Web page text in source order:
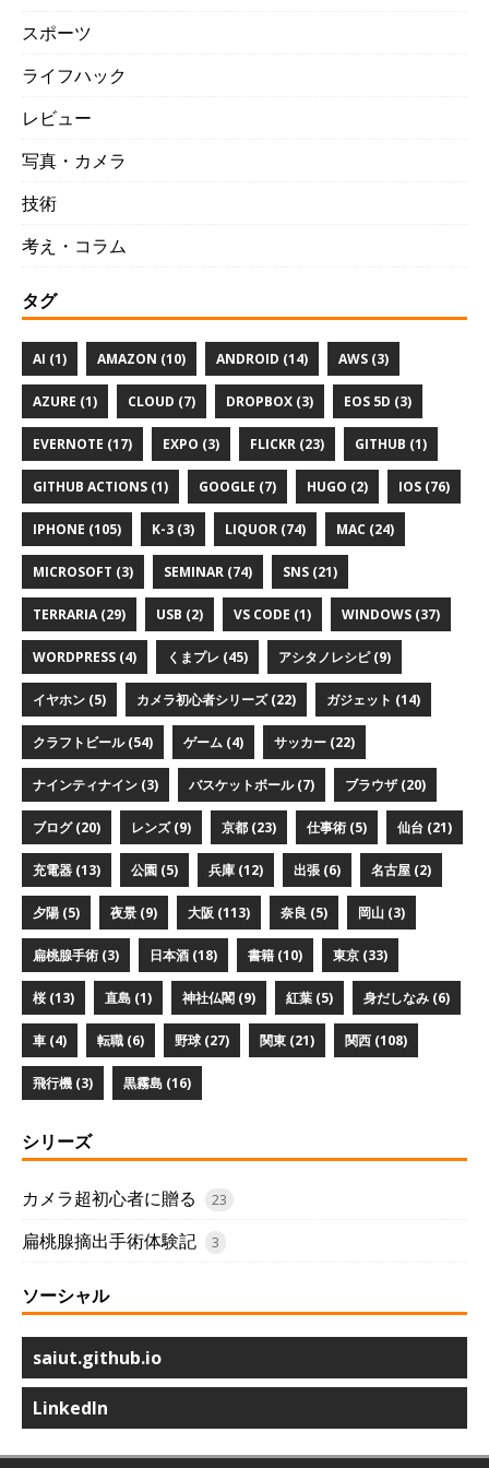
スポーツ
ライフハック
レビュー
写真・カメラ
技術
考え・コラム
タグ
AI (1) AMAZON (10) ANDROID (14) AWS (3)
AZURE (1) CLOUD (7) DROPBOX (3) EOS 5D (3)
EVERNOTE (17) EXPO (3) FLICKR (23) GITHUB (1)
GITHUB ACTIONS (1) GOOGLE (7) HUGO (2) IOS (76)
IPHONE (105) K-3 (3) LIQUOR (74) MAC (24)
MICROSOFT (3) SEMINAR (74) SNS (21)
TERRARIA (29) USB (2) VS CODE (1) WINDOWS (37)
WORDPRESS (4) くまプレ (45) アシタノレシピ (9)
イヤホン (5) カメラ初心者シリーズ (22) ガジェット (14)
クラフトビール (54) ゲーム (4) サッカー (22)
ナインティナイン (3) バスケットボール (7) ブラウザ (20)
ブログ (20) レンズ (9) 京都 (23) 仕事術 (5) 仙台 (21)
充電器 (13) 公園 (5) 兵庫 (12) 出張 (6) 名古屋 (2)
夕陽 (5) 夜景 (9) 大阪 (113) 奈良 (5) 岡山 (3)
扁桃腺手術 (3) 日本酒 (18) 書籍 (10) 東京 (33)
桜 (13) 直島 (1) 神社仏閣 (9) 紅葉 (5) 身だしなみ (6)
車 (4) 転職 (6) 野球 (27) 関東 (21) 関西 (108)
飛行機 (3) 黒霧島 (16)
シリーズ
カメラ超初心者に贈る 23
扁桃腺摘出手術体験記 3
ソーシャル
saiut.github.io
LinkedIn